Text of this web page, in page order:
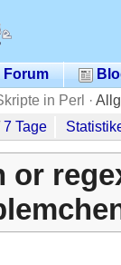
Forum
in Perl ·
7 Tage
or